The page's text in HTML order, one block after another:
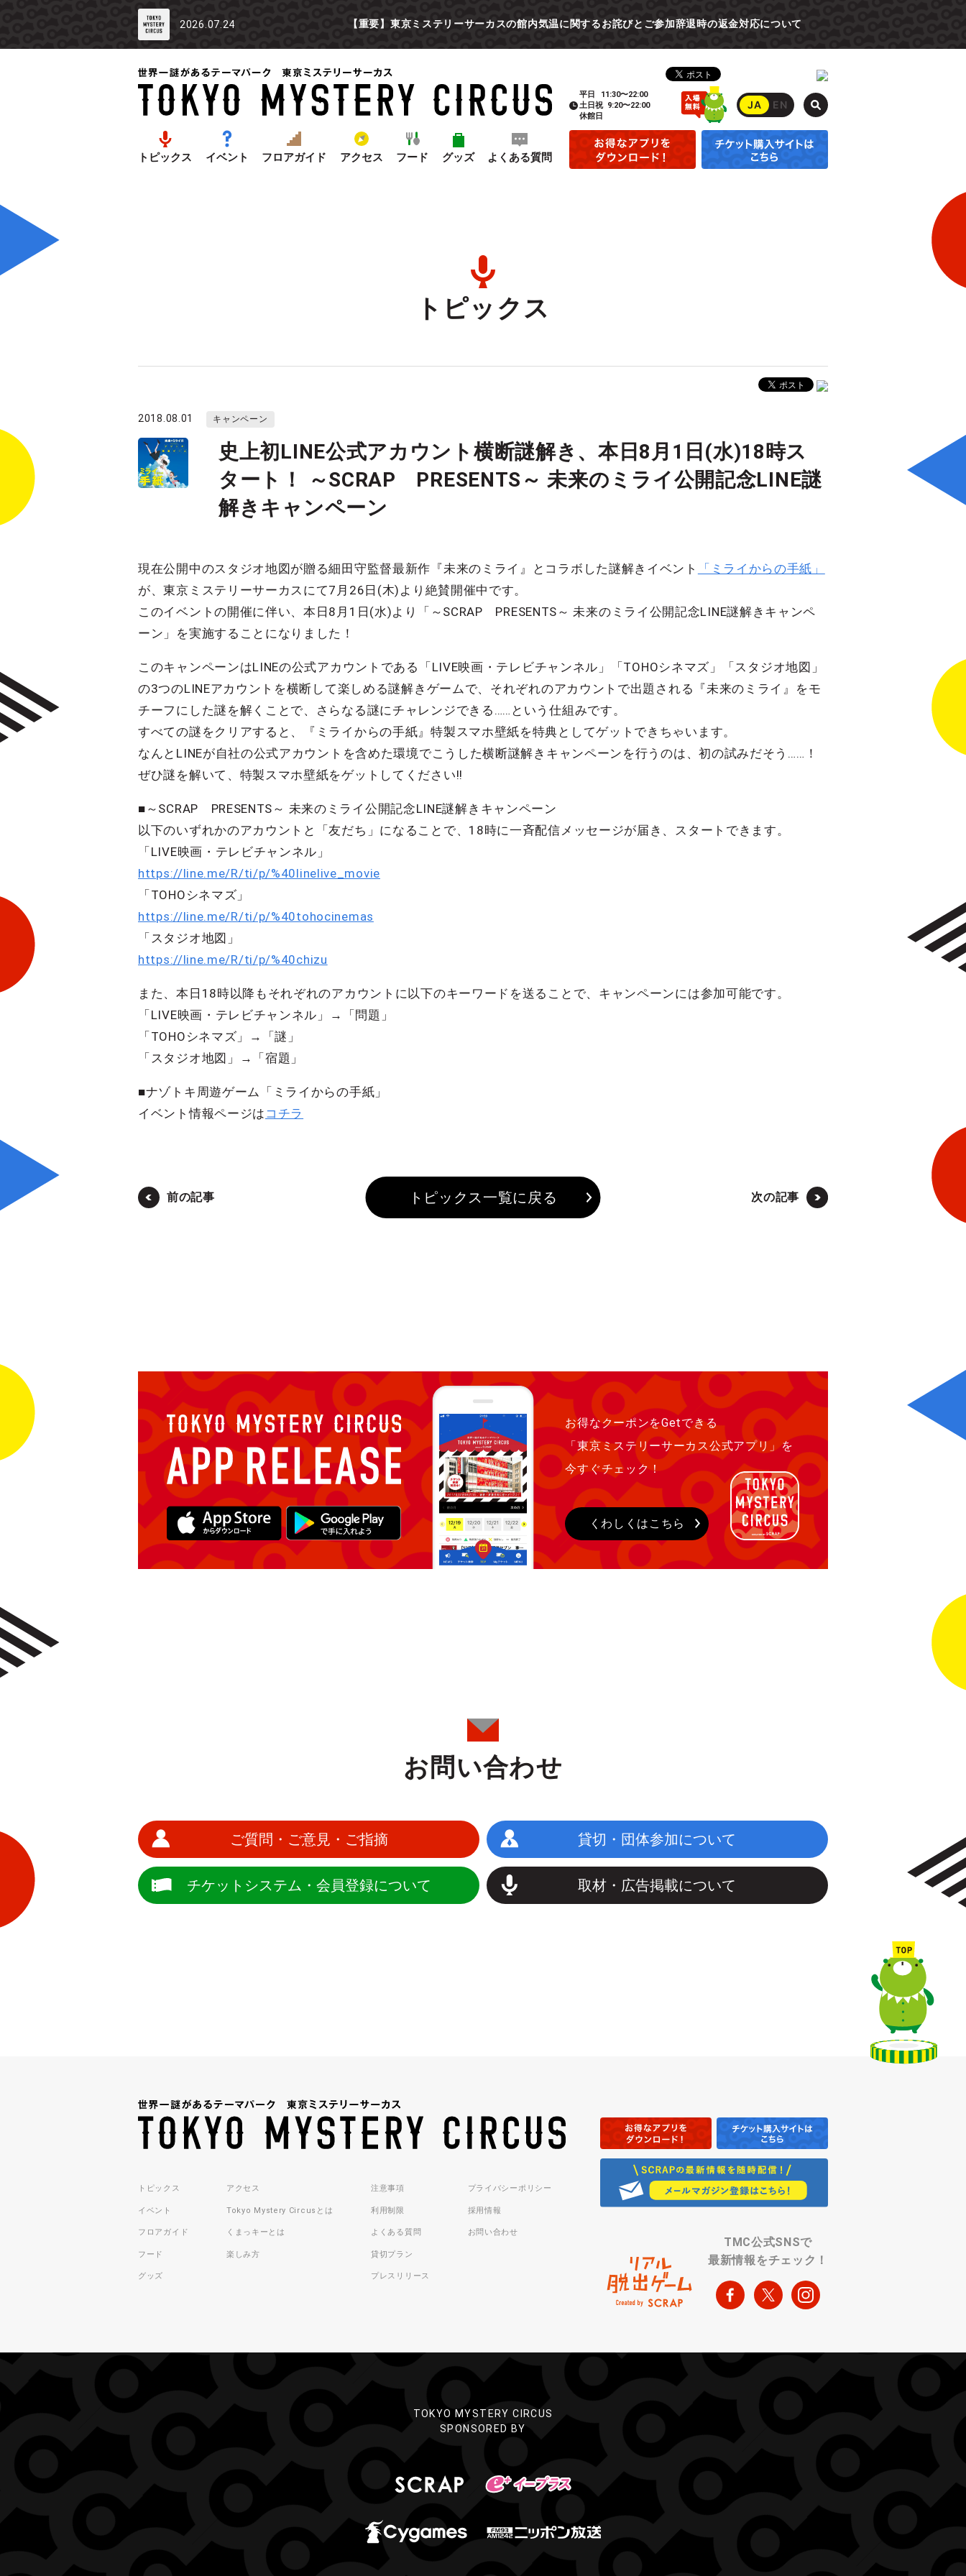
2026.07.24 【重要】東京ミステリーサーカスの館内気温に関するお詫びとご参加辞退時の返金対応について
トピックス イベント フロアガイド アクセス フード グッズ よくある質問
平日
11:30〜22:00
土日祝 9:20〜22:00
休館日
JA EN
トピックス
2018.08.01 キャンペーン
史上初LINE公式アカウント横断謎解き、本日8月1日(水)18時ス
タート！ ～SCRAP PRESENTS～ 未来のミライ公開記念LINE謎
解きキャンペーン
現在公開中のスタジオ地図が贈る細田守監督最新作『未来のミライ』とコラボした謎解きイベント
「ミライからの手紙」
が、東京ミステリーサーカスにて7月26日(木)より絶賛開催中です。
このイベントの開催に伴い、本日8月1日(水)より「～SCRAP PRESENTS～ 未来のミライ公開記念LINE謎解きキャンペ
ーン」を実施することになりました！
このキャンペーンはLINEの公式アカウントである「LIVE映画・テレビチャンネル」「TOHOシネマズ」「スタジオ地図」
の3つのLINEアカウントを横断して楽しめる謎解きゲームで、それぞれのアカウントで出題される『未来のミライ』をモ
チーフにした謎を解くことで、さらなる謎にチャレンジできる……という仕組みです。
すべての謎をクリアすると、『ミライからの手紙』特製スマホ壁紙を特典としてゲットできちゃいます。
なんとLINEが自社の公式アカウントを含めた環境でこうした横断謎解きキャンペーンを行うのは、初の試みだそう……！
ぜひ謎を解いて、特製スマホ壁紙をゲットしてください!!
■～SCRAP PRESENTS～ 未来のミライ公開記念LINE謎解きキャンペーン
以下のいずれかのアカウントと「友だち」になることで、18時に一斉配信メッセージが届き、スタートできます。
「LIVE映画・テレビチャンネル」
https://line.me/R/ti/p/%40linelive_movie
「TOHOシネマズ」
https://line.me/R/ti/p/%40tohocinemas
「スタジオ地図」
https://line.me/R/ti/p/%40chizu
また、本日18時以降もそれぞれのアカウントに以下のキーワードを送ることで、キャンペーンには参加可能です。
「LIVE映画・テレビチャンネル」→「問題」
「TOHOシネマズ」→「謎」
「スタジオ地図」→「宿題」
■ナゾトキ周遊ゲーム「ミライからの手紙」
イベント情報ページは コチラ
前の記事 次の記事
トピックス一覧に戻る
お得なクーポンをGetできる
「東京ミステリーサーカス公式アプリ」を
今すぐチェック！
くわしくはこちら
お問い合わせ
ご質問・ご意見・ご指摘 貸切・団体参加について
チケットシステム・会員登録について 取材・広告掲載について
トピックス
イベント
フロアガイド
フード
グッズ
アクセス
Tokyo Mystery Circusとは
くまっキーとは
楽しみ方
注意事項
利用制限
よくある質問
貸切プラン
プレスリリース
プライバシーポリシー
採用情報
お問い合わせ
TMC公式SNSで
最新情報をチェック！
TOKYO MYSTERY CIRCUS
SPONSORED BY